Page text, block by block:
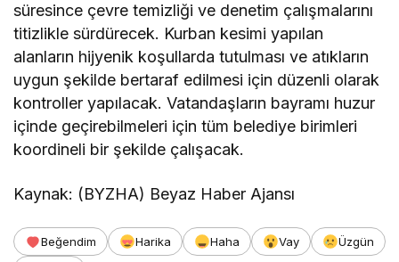
süresince çevre temizliği ve denetim çalışmalarını
titizlikle sürdürecek. Kurban kesimi yapılan
alanların hijyenik koşullarda tutulması ve atıkların
uygun şekilde bertaraf edilmesi için düzenli olarak
kontroller yapılacak. Vatandaşların bayramı huzur
içinde geçirebilmeleri için tüm belediye birimleri
koordineli bir şekilde çalışacak.
Kaynak: (BYZHA) Beyaz Haber Ajansı
Beğendim Harika Haha Vay
Üzgün